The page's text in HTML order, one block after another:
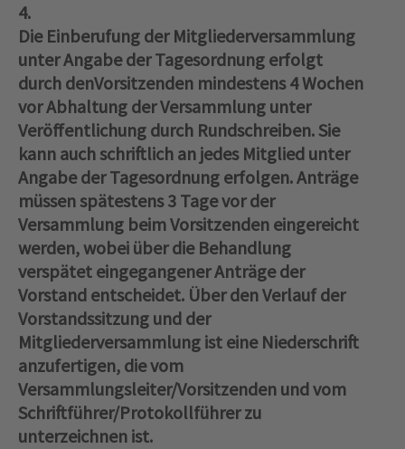
4.
Die Einberufung der Mitgliederversammlung
unter Angabe der Tagesordnung erfolgt
durch denVorsitzenden mindestens 4 Wochen
vor Abhaltung der Versammlung unter
Veröffentlichung durch Rundschreiben. Sie
kann auch schriftlich an jedes Mitglied unter
Angabe der Tagesordnung erfolgen. Anträge
müssen spätestens 3 Tage vor der
Versammlung beim Vorsitzenden eingereicht
werden, wobei über die Behandlung
verspätet eingegangener Anträge der
Vorstand entscheidet. Über den Verlauf der
Vorstandssitzung und der
Mitgliederversammlung ist eine Niederschrift
anzufertigen, die vom
Versammlungsleiter/Vorsitzenden und vom
Schriftführer/Protokollführer zu
unterzeichnen ist.